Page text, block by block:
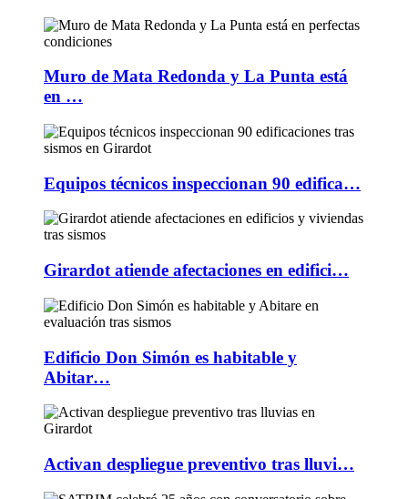
Muro de Mata Redonda y La Punta está
en …
Equipos técnicos inspeccionan 90 edifica…
Girardot atiende afectaciones en edifici…
Edificio Don Simón es habitable y
Abitar…
Activan despliegue preventivo tras lluvi…